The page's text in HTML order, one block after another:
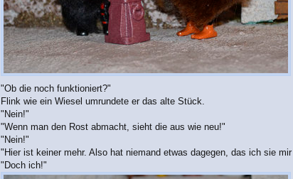
"Ob die noch funktioniert?"
Flink wie ein Wiesel umrundete er das alte Stück.
"Nein!"
"Wenn man den Rost abmacht, sieht die aus wie neu!"
"Nein!"
"Hier ist keiner mehr. Also hat niemand etwas dagegen, das ich sie
"Doch ich!"